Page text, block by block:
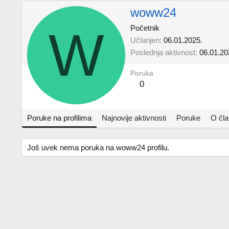
W
woww24
Početnik
Učlanjen 06.01.2025.
Poslednja aktivnost
Poruka
0
Poruke na profilima Najnovije aktivnosti Poruke O
Još uvek nema poruka na woww24 profilu.